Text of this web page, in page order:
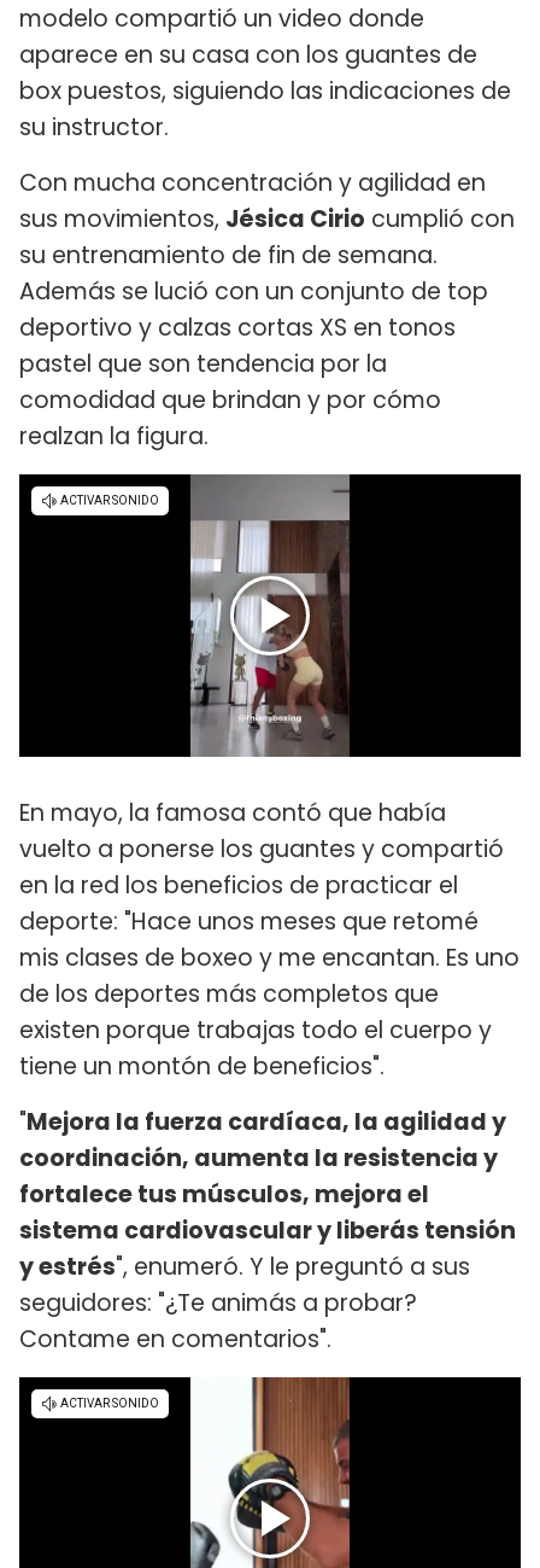
modelo compartió un video donde
aparece en su casa con los guantes de
box puestos, siguiendo las indicaciones de
su instructor.
Con mucha concentración y agilidad en
sus movimientos, Jésica Cirio cumplió con
su entrenamiento de fin de semana.
Además se lució con un conjunto de top
deportivo y calzas cortas XS en tonos
pastel que son tendencia por la
comodidad que brindan y por cómo
realzan la figura.
En mayo, la famosa contó que había
vuelto a ponerse los guantes y compartió
en la red los beneficios de practicar el
deporte: "Hace unos meses que retomé
mis clases de boxeo y me encantan. Es uno
de los deportes más completos que
existen porque trabajas todo el cuerpo y
tiene un montón de beneficios".
"Mejora la fuerza cardíaca, la agilidad y
coordinación, aumenta la resistencia y
fortalece tus músculos, mejora el
sistema cardiovascular y liberás tensión
y estrés", enumeró. Y le preguntó a sus
seguidores: "¿Te animás a probar?
Contame en comentarios".